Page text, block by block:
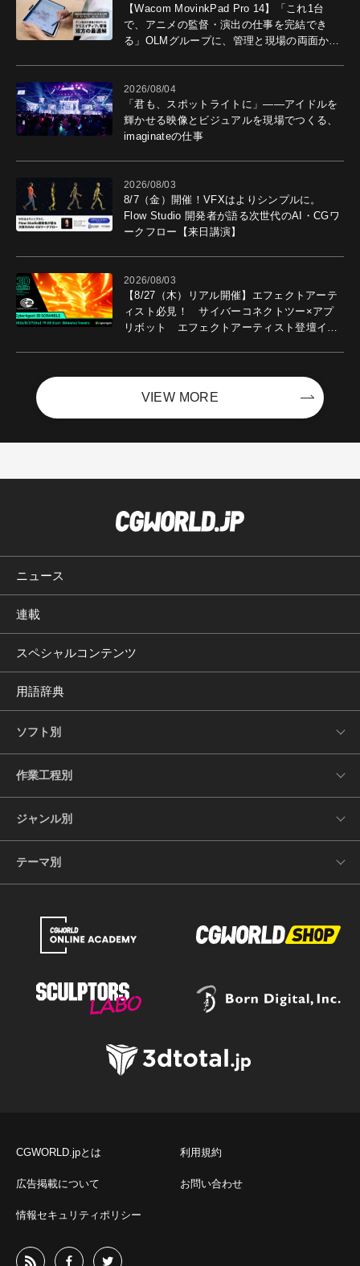
【Wacom MovinkPad Pro 14】「これ1台
で、アニメの監督・演出の仕事を完結でき
る」OLMグループに、管理と現場の両面から
2026/08/04
「君も、スポットライトに」――アイドルを
輝かせる映像とビジュアルを現場でつくる、
imaginateの仕事
2026/08/03
8/7（金）開催！VFXはよりシンプルに。
Flow Studio 開発者が語る次世代のAI・CGワ
ークフロー【来日講演】
2026/08/03
【8/27（木）リアル開催】エフェクトアーテ
ィスト必見！ サイバーコネクトツー×アプ
リボット エフェクトアーティスト登壇イベ
VIEW MORE
ニュース
連載
スペシャルコンテンツ
用語辞典
ソフト別
作業工程別
ジャンル別
テーマ別
CGWORLD.jpとは 利用規約
広告掲載について お問い合わせ
情報セキュリティポリシー